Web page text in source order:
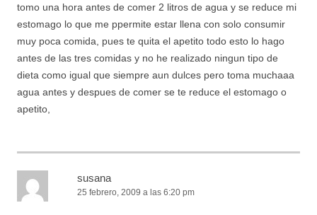
tomo una hora antes de comer 2 litros de agua y se reduce mi
estomago lo que me ppermite estar llena con solo consumir
muy poca comida, pues te quita el apetito todo esto lo hago
antes de las tres comidas y no he realizado ningun tipo de
dieta como igual que siempre aun dulces pero toma muchaaa
agua antes y despues de comer se te reduce el estomago o
apetito,
susana
25 febrero, 2009 a las 6:20 pm